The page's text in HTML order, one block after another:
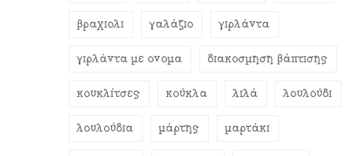
βραχιόλι γαλάζιο γιρλάντα
γιρλάντα με όνομα διακόσμηση βάπτισης
κουκλίτσες κούκλα λιλά λουλούδι
λουλούδια μάρτης μαρτάκι